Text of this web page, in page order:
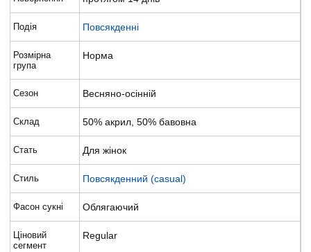
Подія Повсякденні
Розмірна
група
Норма
Сезон Весняно-осінній
Склад 50% акрил, 50% бавовна
Стать Для жінок
Стиль Повсякденний (casual)
Фасон сукні Облягаючий
Ціновий
сегмент
Regular